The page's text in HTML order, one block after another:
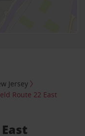
Jersey
Route 22 East